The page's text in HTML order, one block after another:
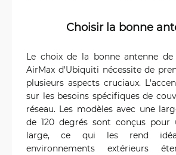
Choisir la bonne
Le choix de la bonne antenne
AirMax d'Ubiquiti nécessite de
plusieurs aspects cruciaux.
sur les besoins spécifiques de
réseau. Les modèles avec une
de 120 degrés sont conçus pour
large, ce qui les rend
environnements extérieurs